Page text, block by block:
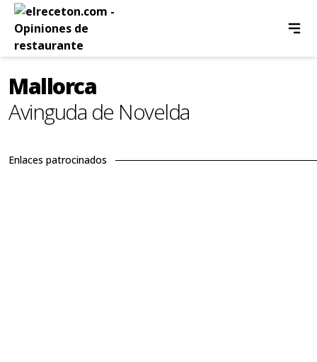
Mallorca
Avinguda de Novelda
Enlaces patrocinados